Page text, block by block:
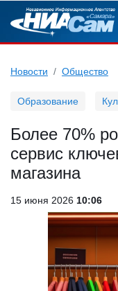
Новости Общество
Образование
Более 70%
сервис
магазина
15 июня 2026 10:06